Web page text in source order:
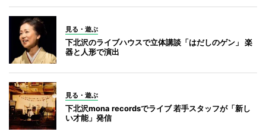
見る・遊ぶ
下北沢のライブハウスで立体講談「はだしのゲン」 楽
器と人形で演出
見る・遊ぶ
下北沢mona recordsでライブ 若手スタッフが「新し
い才能」発信